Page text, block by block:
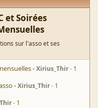
et Soirées
sur l'asso et ses
Xirius_Thir 1
Xirius_Thir 1
1